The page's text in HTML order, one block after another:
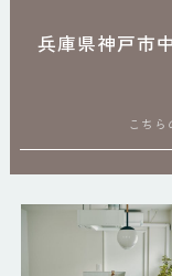
兵庫県神戸市
こち